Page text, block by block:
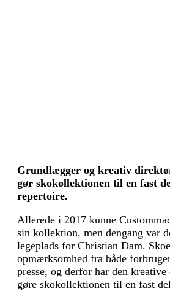
Grundlægger og kreativ
gør skokollektionen til en fast
repertoire.
Allerede i 2017 kunne
sin kollektion, men dengang var
legeplads for Christian Dam.
opmærksomhed fra både
presse, og derfor har den
gøre skokollektionen til en fast